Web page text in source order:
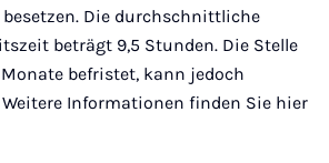
Die durchschnittliche
beträgt 9,5 Stunden. Die Stelle
befristet, kann jedoch
Informationen finden Sie hier